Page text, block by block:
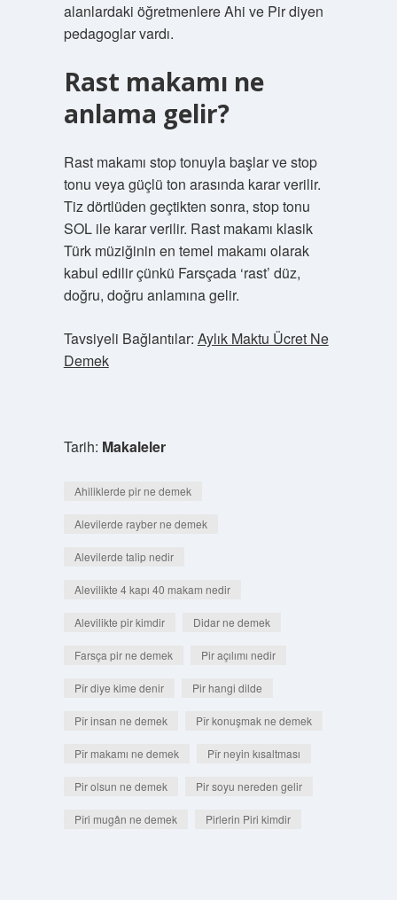
alanlardaki öğretmenlere Ahi ve Pir diyen
pedagoglar vardı.
Rast makamı ne
anlama gelir?
Rast makamı stop tonuyla başlar ve stop
tonu veya güçlü ton arasında karar verilir.
Tiz dörtlüden geçtikten sonra, stop tonu
SOL ile karar verilir. Rast makamı klasik
Türk müziğinin en temel makamı olarak
kabul edilir çünkü Farsçada ‘rast’ düz,
doğru, doğru anlamına gelir.
Tavsiyeli Bağlantılar: Aylık Maktu Ücret Ne
Demek
Tarih: Makaleler
Ahiliklerde pir ne demek
Alevilerde rayber ne demek
Alevilerde talip nedir
Alevilikte 4 kapı 40 makam nedir
Alevilikte pir kimdir Didar ne demek
Farsça pir ne demek Pir açılımı nedir
Pîr diye kime denir Pir hangi dilde
Pîr insan ne demek Pîr konuşmak ne demek
Pîr makamı ne demek Pîr neyin kısaltması
Pir olsun ne demek Pir soyu nereden gelir
Pîri mugân ne demek Pirlerin Piri kimdir